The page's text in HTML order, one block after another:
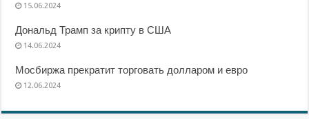
15.06.2024
Дональд Трамп за крипту в США
14.06.2024
Мосбиржа прекратит торговать долларом и евро
12.06.2024